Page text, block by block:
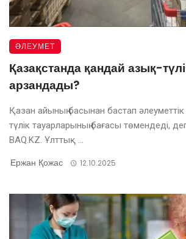
ӘЛЕУМЕТ
Қазақстанда қандай азық-
арзандады?
Қазан айының басынан бастап
түлік тауарларының бағасы төмендеді,
BAQ.KZ. Ұлттық ...
Ержан Қожас 12.10.2025